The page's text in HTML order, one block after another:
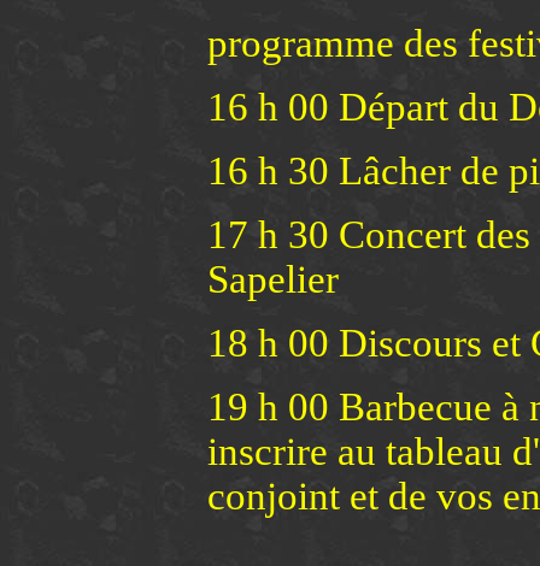
programme des
16 h 00 Départ du
16 h 30 Lâcher de
17 h 30 Concert
Sapelier
18 h 00 Discours et
19 h 00 Barbecue à
inscrire au tableau
conjoint et de vos